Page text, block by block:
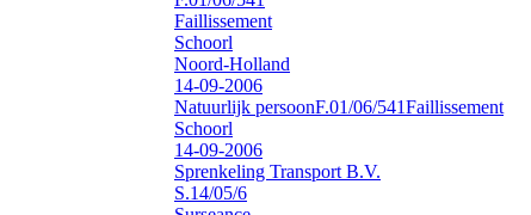
Faillissement
Schoorl
Noord-Holland
14-09-2006
Natuurlijk persoonF.01/06/541Faillissement
Schoorl
14-09-2006
Sprenkeling Transport B.V.
S.14/05/6